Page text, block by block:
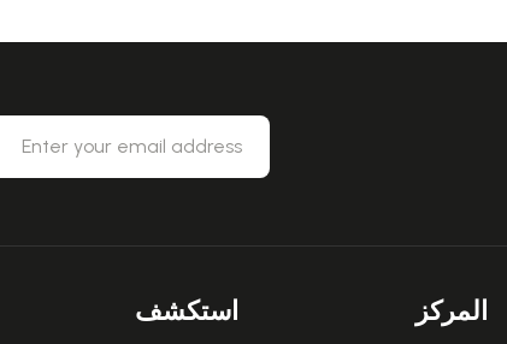
المركز استكشف